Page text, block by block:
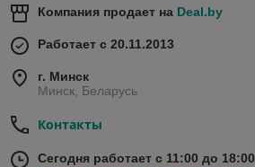
Компания продает на Deal.by
Работает с 20.11.2013
г. Минск
Минск, Беларусь
Контакты
Сегодня работает с 11:00 до 18:00